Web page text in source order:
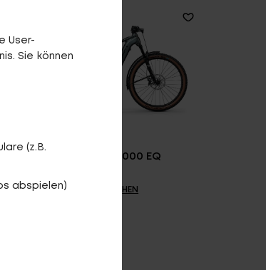
Backfire R2000 EQ
VERGLEICHEN
User-
Sie können
(z.B.
abspielen)